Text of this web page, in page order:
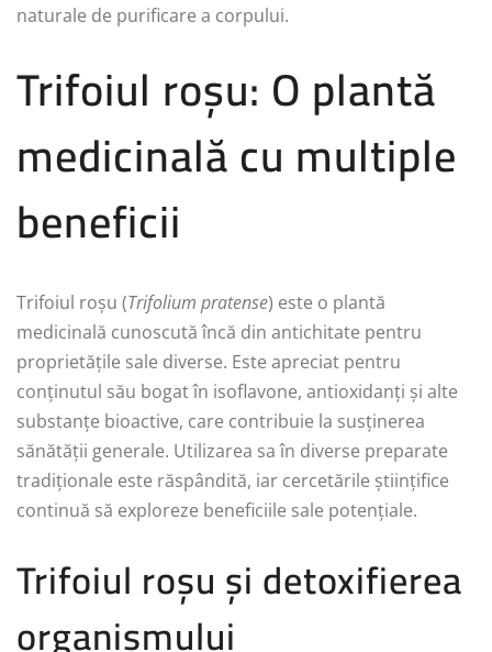
naturale de purificare a corpului.
Trifoiul roșu: O plantă
medicinală cu multiple
beneficii
Trifoiul roșu (Trifolium pratense) este o plantă
medicinală cunoscută încă din antichitate pentru
proprietățile sale diverse. Este apreciat pentru
conținutul său bogat în isoflavone, antioxidanți și alte
substanțe bioactive, care contribuie la susținerea
sănătății generale. Utilizarea sa în diverse preparate
tradiționale este răspândită, iar cercetările științifice
continuă să exploreze beneficiile sale potențiale.
Trifoiul roșu și detoxifierea
organismului